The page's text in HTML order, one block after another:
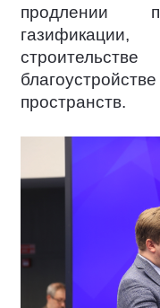
продлении
пространств.